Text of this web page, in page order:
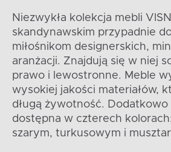
Niezwykła kolekcja mebli
skandynawskim przypadnie
miłośnikom designerskich,
aranżacji. Znajdują się w niej
prawo i lewostronne. Meble
wysokiej jakości materiałów,
długą żywotność. Dodatkowo
dostępna w czterech
szarym, turkusowym i